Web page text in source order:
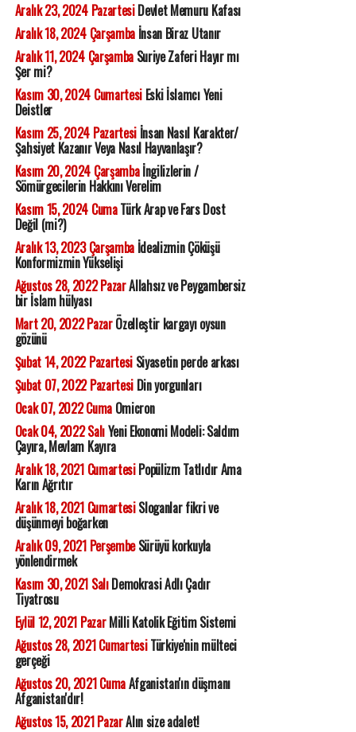
Aralık 23, 2024 PazartesiDevlet Memuru Kafası
Aralık 18, 2024 Çarşambaİnsan Biraz Utanır
Aralık 11, 2024 ÇarşambaSuriye Zaferi Hayır mı
Şer mi?
Kasım 30, 2024 CumartesiEski İslamcı Yeni
Deistler
Kasım 25, 2024 Pazartesiİnsan Nasıl Karakter/
Şahsiyet Kazanır Veya Nasıl Hayvanlaşır?
Kasım 20, 2024 Çarşambaİngilizlerin /
Sömürgecilerin Hakkını Verelim
Kasım 15, 2024 CumaTürk Arap ve Fars Dost
Değil (mi?)
Aralık 13, 2023 Çarşambaİdealizmin Çöküşü
Konformizmin Yükselişi
Ağustos 28, 2022 PazarAllahsız ve Peygambersiz
bir İslam hülyası
Mart 20, 2022 PazarÖzelleştir kargayı oysun
gözünü
Şubat 14, 2022 PazartesiSiyasetin perde arkası
Şubat 07, 2022 PazartesiDin yorgunları
Ocak 07, 2022 CumaOmicron
Ocak 04, 2022 SalıYeni Ekonomi Modeli: Saldım
Çayıra, Mevlam Kayıra
Aralık 18, 2021 CumartesiPopülizm Tatlıdır Ama
Karın Ağrıtır
Aralık 18, 2021 CumartesiSloganlar fikri ve
düşünmeyi boğarken
Aralık 09, 2021 PerşembeSürüyü korkuyla
yönlendirmek
Kasım 30, 2021 SalıDemokrasi Adlı Çadır
Tiyatrosu
Eylül 12, 2021 PazarMilli Katolik Eğitim Sistemi
Ağustos 28, 2021 CumartesiTürkiye'nin mülteci
gerçeği
Ağustos 20, 2021 CumaAfganistan'ın düşmanı
Afganistan'dır!
Ağustos 15, 2021 PazarAlın size adalet!